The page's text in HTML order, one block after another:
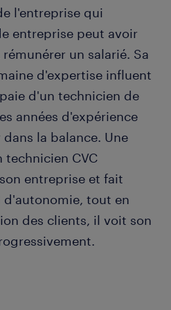
l'entreprise qui
entreprise peut avoir
un salarié. Sa
d'expertise influent
d'un technicien de
années d'expérience
la balance. Une
technicien CVC
entreprise et fait
tout en
des clients, il voit son